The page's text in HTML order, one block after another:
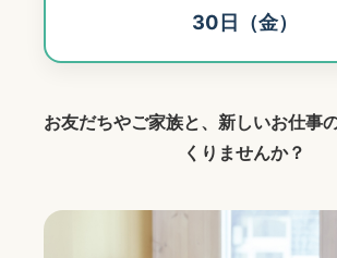
30日（金）
お友だちやご家族と、新しいお仕事
くりませんか？